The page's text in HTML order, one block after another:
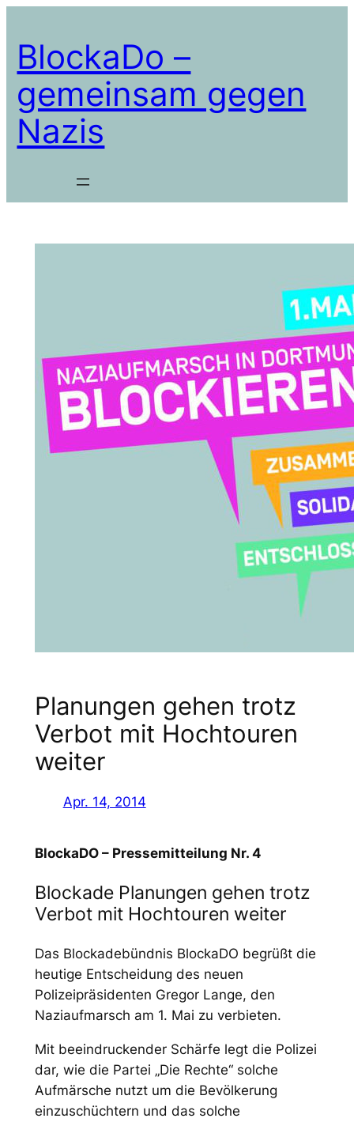
springen
BlockaDo –
gemeinsam gegen
Nazis
Planungen gehen trotz
Verbot mit Hochtouren
weiter
Apr. 14, 2014
BlockaDO – Pressemitteilung Nr. 4
Blockade Planungen gehen trotz
Verbot mit Hochtouren weiter
Das Blockadebündnis BlockaDO begrüßt die
heutige Entscheidung des neuen
Polizeipräsidenten Gregor Lange, den
Naziaufmarsch am 1. Mai zu verbieten.
Mit beeindruckender Schärfe legt die Polizei
dar, wie die Partei „Die Rechte“ solche
Aufmärsche nutzt um die Bevölkerung
einzuschüchtern und das solche